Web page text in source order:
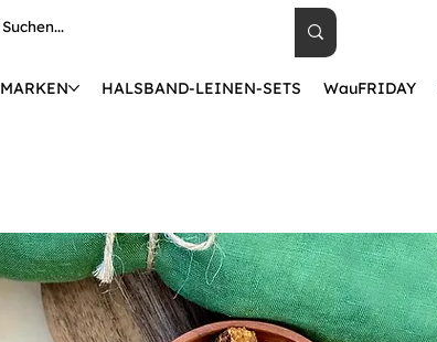
MARKEN HALSBAND-LEINEN-SETS WauFRIDAY